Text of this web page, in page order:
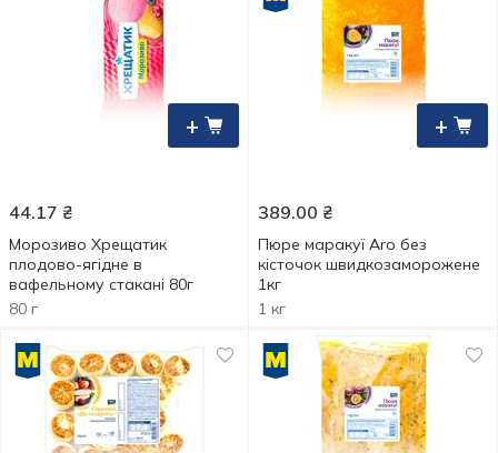
+
44.17 ₴
Морозиво Хрещатик
плодово-ягідне в
вафельному стакані 80г
80 г
+
389.00 ₴
Пюре маракуї Aro без
кісточок швидкозаморожене
1кг
1 кг